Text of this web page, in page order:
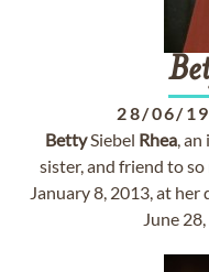
28/06/
BettySiebel Rhea,
sister, and friend to
January 8, 2013, at her
June